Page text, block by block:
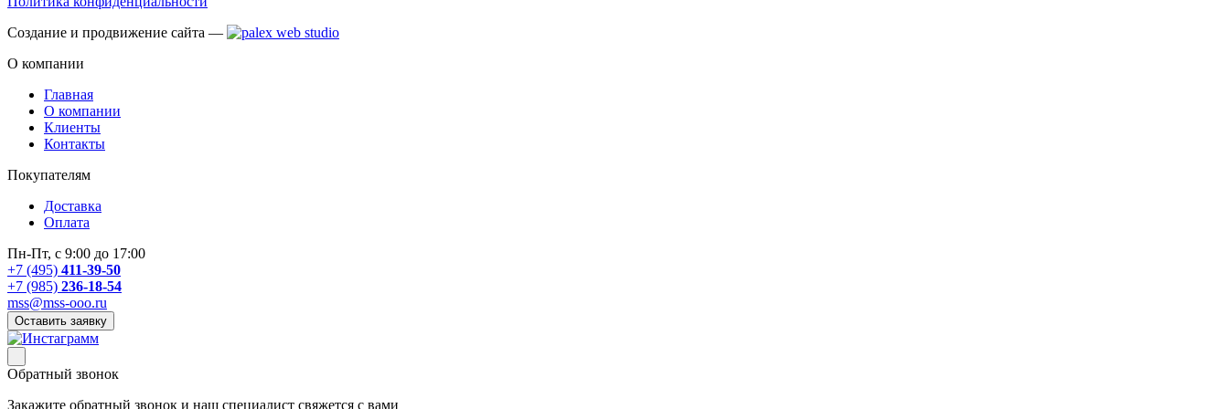
Создание и продвижение сайта —
О компании
Главная
О компании
Клиенты
Контакты
Покупателям
Доставка
Оплата
Пн-Пт, с 9:00 до 17:00
+7 (495) 411-39-50
+7 (985) 236-18-54
mss@mss-ooo.ru
Оставить заявку
Обратный звонок
Закажите обратный звонок и наш специалист свяжется с вами